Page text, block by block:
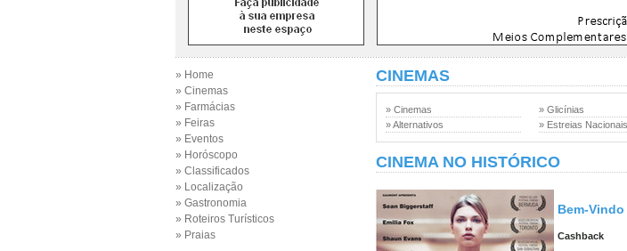
» Home
» Cinemas
» Farmácias
» Feiras
» Eventos
» Horóscopo
» Classificados
» Localização
» Gastronomia
» Roteiros Turísticos
» Praias
CINEMAS
» Cinemas
» Alternativos
» Glicínias
» Estreias Nacionais
CINEMA NO HISTÓRICO
Bem-
Cashback